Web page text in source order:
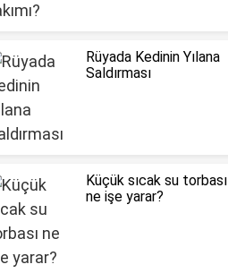
Rüyada Kedinin Yılana
Saldırması
Küçük sıcak su torbası
ne işe yarar?